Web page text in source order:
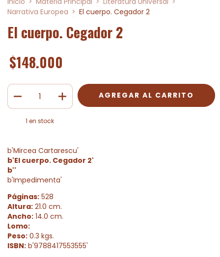
Narrativa Europea > El cuerpo. Cegador 2
El cuerpo. Cegador 2
$148.000
1 en stock
b'Mircea Cartarescu'
b'El cuerpo. Cegador 2'
b''
b'Impedimenta'
Páginas: 528
Altura: 21.0 cm.
Ancho: 14.0 cm.
Lomo:
Peso: 0.3 kgs.
ISBN: b'9788417553555'